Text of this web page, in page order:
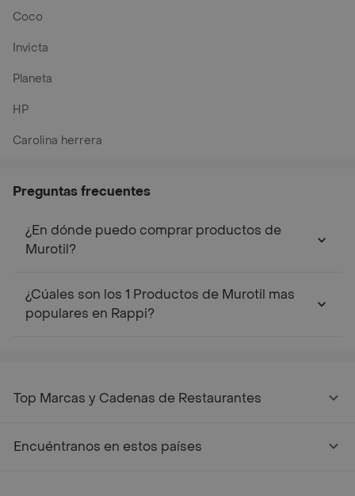
Coco
Invicta
Planeta
HP
Carolina herrera
Preguntas frecuentes
¿En dónde puedo comprar productos de
Murotil?
¿Cúales son los 1 Productos de Murotil mas
populares en Rappi?
Top Marcas y Cadenas de Restaurantes
Encuéntranos en estos países